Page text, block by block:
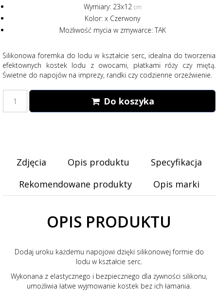
Wymiary: 23x12 cm
Kolor: x Czerwony
Możliwość mycia w zmywarce:TAK
Silikonowa foremka do lodu w kształcie serc, idealna do tworzenia
efektownych kostek lodu z owocami, płatkami róży czy miętą.
Świetne do napojów na imprezy, randki czy codzienne orzeźwienie.
Do koszyka
Zdjęcia Opis produktu
Specyfikacja
Rekomendowane produkty
Opis marki
OPIS PRODUKTU
Dodaj uroku każdemu napojowi dzięki silikonowej formie do
lodu w kształcie serc.
Wykonana z elastycznego i bezpiecznego dla żywności silikonu,
umożliwia łatwe wyjmowanie kostek bez ich łamania.